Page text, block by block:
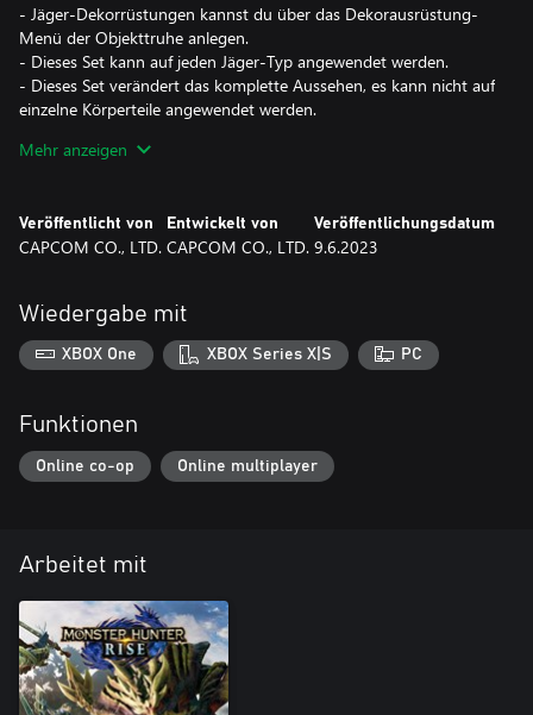
- Jäger-Dekorrüstungen kannst du über das Dekorausrüstung-
Menü der Objekttruhe anlegen.
- Dieses Set kann auf jeden Jäger-Typ angewendet werden.
- Dieses Set verändert das komplette Aussehen, es kann nicht auf
einzelne Körperteile angewendet werden.
Charakter im Spiel trägt. Frisur und Stimme sind nicht beinhaltet.
Fähigkeiten. Waffe nicht eingeschlossen.
Käufe zu vermeiden.
Mehr anzeigen
Veröffentlicht von
CAPCOM CO., LTD.
Entwickelt von
CAPCOM CO., LTD.
Veröffentlichungsdatum
9.6.2023
Wiedergabe mit
XBOX One XBOX Series X|S PC
Funktionen
Online co-op Online multiplayer
Arbeitet mit